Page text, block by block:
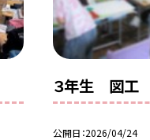
３年生 図工
公開日 2026/04/24